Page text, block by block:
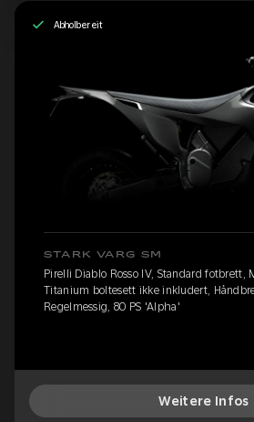
Abholbereit
STARK VARG SM
Pirelli Diablo Rosso IV, Standard fotbrett,
Titanium boltesett ikke inkludert,
Regelmessig, 80 PS 'Alpha'
Weitere Infos